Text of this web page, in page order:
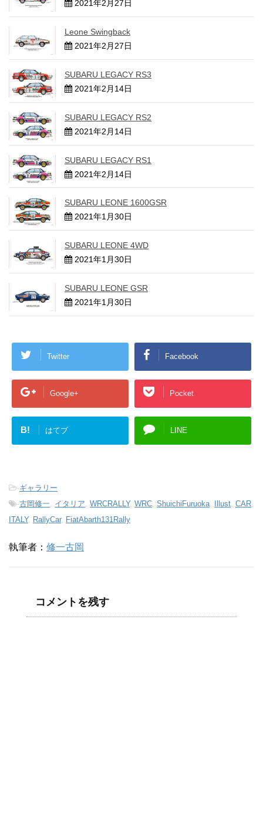
2021年2月27日
Leone Swingback
2021年2月27日
SUBARU LEGACY RS3
2021年2月14日
SUBARU LEGACY RS2
2021年2月14日
SUBARU LEGACY RS1
2021年2月14日
SUBARU LEONE 1600GSR
2021年1月30日
SUBARU LEONE 4WD
2021年1月30日
SUBARU LEONE GSR
2021年1月30日
Twitter Facebook
Google+ Pocket
B! はてブ LINE
-ギャラリー
-古岡修一 イタリア WRCRALLY, WRC ShuichiFuruoka Illust CAR
ITALY, RallyCar, FiatAbarth131Rally
執筆者： 修一古岡
コメントを残す